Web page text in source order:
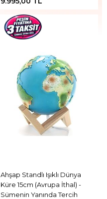
Ahşap Standlı Işıklı Dünya
Küre 15cm (Avrupa İthal) -
Sümenin Yanında Tercih